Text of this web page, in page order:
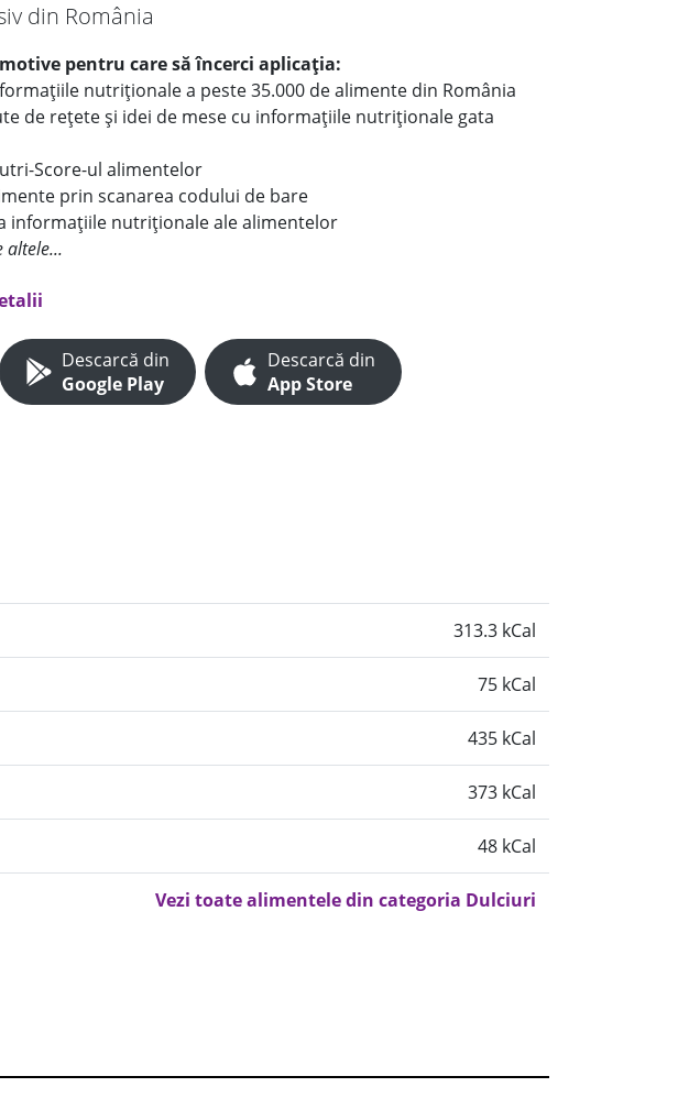
din România
pentru care să încerci aplicația:
nutriționale a peste 35.000 de alimente din România
de rețete și idei de mese cu informațiile nutriționale gata
Score-ul alimentelor
prin scanarea codului de bare
informațiile nutriționale ale alimentelor
altele...
Descarcă din
Google Play
Descarcă din
App Store
313.3 kCal
75 kCal
435 kCal
373 kCal
48 kCal
Vezi toate alimentele din categoria Dulciuri